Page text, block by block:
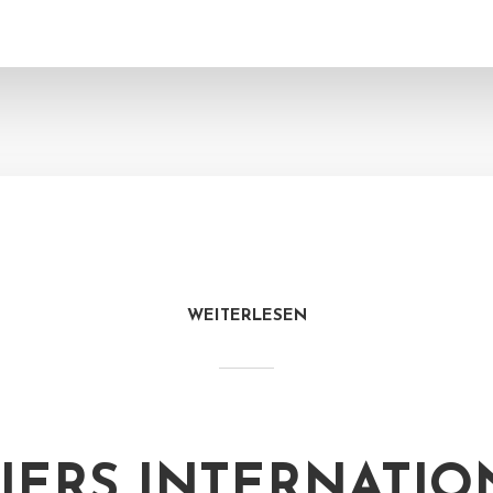
WEITERLESEN